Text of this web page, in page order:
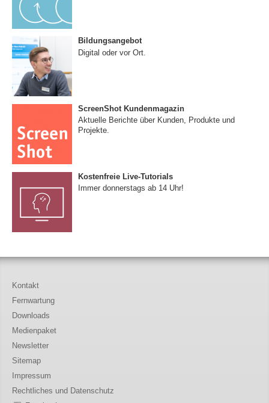
Bildungsangebot
Digital oder vor Ort.
ScreenShot Kundenmagazin
Aktuelle Berichte über Kunden, Produkte und
Projekte.
Kostenfreie Live-Tutorials
Immer donnerstags ab 14 Uhr!
Kontakt
Fernwartung
Downloads
Medienpaket
Newsletter
Sitemap
Impressum
Rechtliches und Datenschutz